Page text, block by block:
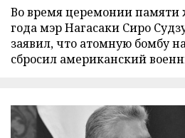
Во время церемонии памяти
года мэр Нагасаки Сиро
заявил, что атомную бомбу
сбросил американский